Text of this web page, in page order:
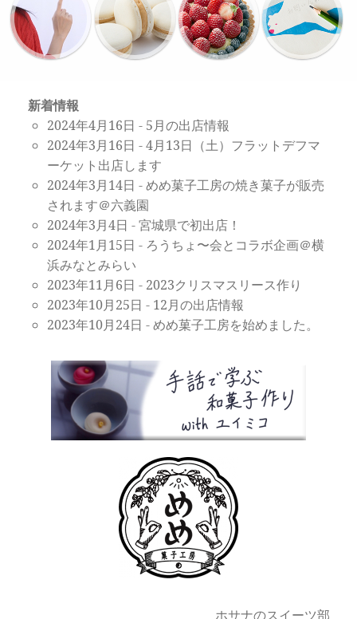
新着情報
2024年4月16日 - 5月の出店情報
2024年3月16日 -4月13日（土）フラットデフマ
ーケット出店します
2024年3月14日 -めめ菓子工房の焼き菓子が販売
されます＠六義園
2024年3月4日 -宮城県で初出店！
2024年1月15日 - ろうちょ〜会とコラボ企画＠横
浜みなとみらい
2023年11月6日 - 2023クリスマスリース作り
2023年10月25日 - 12月の出店情報
2023年10月24日 -めめ菓子工房を始めました。
ホサナのスイーツ部